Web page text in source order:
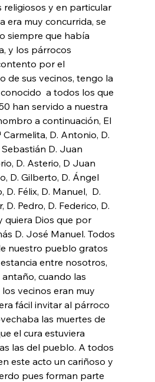
y en particular
era muy concurrida, se
siempre que había
y los párrocos
por el
de sus vecinos, tengo la
a todos los que
han servido a nuestra
a continuación, El
Carmelita, D. Antonio, D.
Sebastián D. Juan
D. Asterio, D Juan
D. Gilberto, D. Ángel
D. Félix, D. Manuel,  D.
D. Pedro, D. Federico, D.
quiera Dios que por
D. José Manuel. Todos
nuestro pueblo gratos
entre nosotros,
cuando las
vecinos eran muy
fácil invitar al párroco
las muertes de
el cura estuviera
las del pueblo. A todos
este acto un cariñoso y
pues forman parte